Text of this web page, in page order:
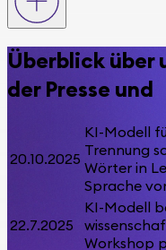
Überblick
der Presse
20.10.2025
KI-Modell
Trennung
Wörter in
Sprache
22.7.2025
KI-Modell
Workshop